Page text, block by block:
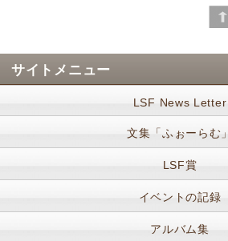
サイトメニュー
LSF News Letter
文集「ふぉーらむ」
LSF賞
イベントの記録
アルバム集